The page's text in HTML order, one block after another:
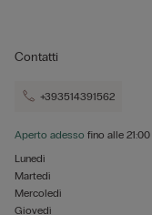
Contatti
+393514391562
Aperto adesso fino alle 21:00
Lunedì
Martedì
Mercoledì
Giovedì